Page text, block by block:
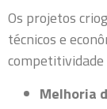
Os projetos
técnicos e
competitividade
Melhoria